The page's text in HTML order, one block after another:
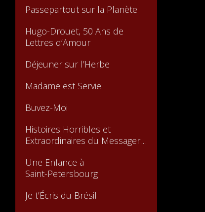
Passepartout sur la Planète
Hugo-Drouet, 50 Ans de
Lettres d’Amour
Déjeuner sur l’Herbe
Madame est Servie
Buvez-Moi
Histoires Horribles et
Extraordinaires du Messager
Une Enfance à
Saint-Petersbourg
Je t’Écris du Brésil